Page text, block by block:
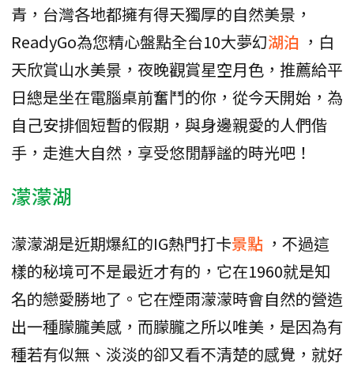
青，台灣各地都擁有得天獨厚的自然美景，
ReadyGo為您精心盤點全台10大夢幻湖泊 ，白
天欣賞山水美景，夜晚觀賞星空月色，推薦給平
日總是坐在電腦桌前奮鬥的你，從今天開始，為
自己安排個短暫的假期，與身邊親愛的人們偕
手，走進大自然，享受悠閒靜謐的時光吧！
濛濛湖
濛濛湖是近期爆紅的IG熱門打卡景點 ，不過這
樣的秘境可不是最近才有的，它在1960就是知
名的戀愛勝地了。它在煙雨濛濛時會自然的營造
出一種朦朧美感，而朦朧之所以唯美，是因為有
種若有似無、淡淡的卻又看不清楚的感覺，就好